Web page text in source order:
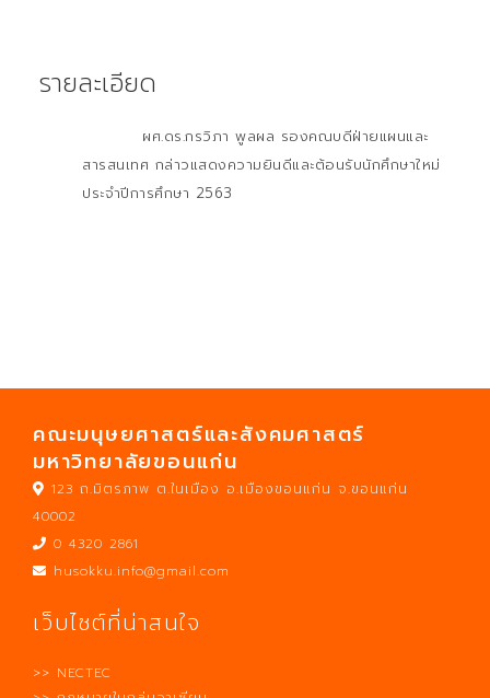
รายละเอียด
ผศ.ดร.กรวิภา พูลผล รองคณบดีฝ่ายแผนและ
สารสนเทศ กล่าวแสดงความยินดีและต้อนรับนักศึกษาใหม่
ประจำปีการศึกษา 2563
คณะมนุษยศาสตร์และสังคมศาสตร์
มหาวิทยาลัยขอนแก่น
123 ถ.มิตรภาพ ต.ในเมือง อ.เมืองขอนแก่น จ.ขอนแก่น
40002
0 4320 2861
husokku.info@gmail.com
เว็บไซต์ที่น่าสนใจ
>> NECTEC